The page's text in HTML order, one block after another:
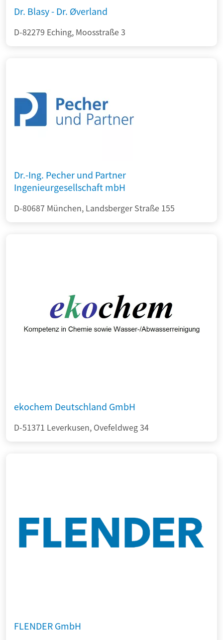
Dr. Blasy - Dr. Øverland
D-82279 Eching, Moosstraße 3
Dr.-Ing. Pecher und Partner
Ingenieurgesellschaft mbH
D-80687 München, Landsberger Straße 155
ekochem Deutschland GmbH
D-51371 Leverkusen, Ovefeldweg 34
FLENDER GmbH